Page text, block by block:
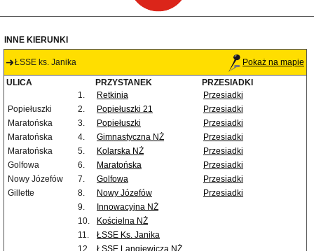
INNE KIERUNKI
ŁSSE ks. Janika Pokaż na mapie
ULICA PRZYSTANEK
PRZESIADKI
1.
Retkinia
Przesiadki
Popiełuszki
2. Popiełuszki 21
Przesiadki
Maratońska
3. Popiełuszki
Przesiadki
Maratońska
4. Gimnastyczna NŻ
Przesiadki
Maratońska
5. Kolarska NŻ
Przesiadki
Golfowa
6. Maratońska
Przesiadki
Nowy Józefów
7. Golfowa
Przesiadki
Gillette
8. Nowy Józefów
Przesiadki
9.
Innowacyjna NŻ
10.
Kościelna NŻ
11.
ŁSSE Ks. Janika
12.
ŁSSE Langiewicza NŻ